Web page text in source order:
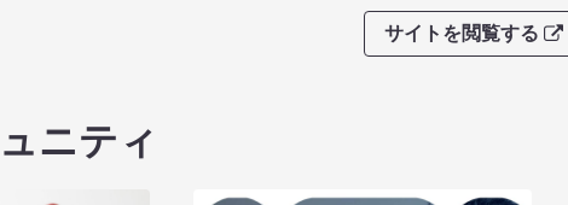
サイトを閲覧する
ニティ